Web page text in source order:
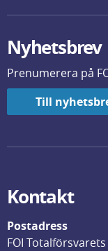
Nyhetsbrev
Prenumerera på
Till
Kontakt
Postadress
FOI